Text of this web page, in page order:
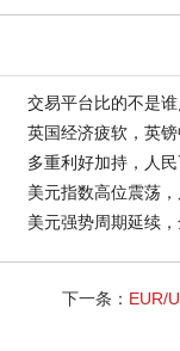
交易平台比的不是
英国经济疲软，英
多重利好加持，人
美元指数高位震荡
美元强势周期延续
下一条： EUR/